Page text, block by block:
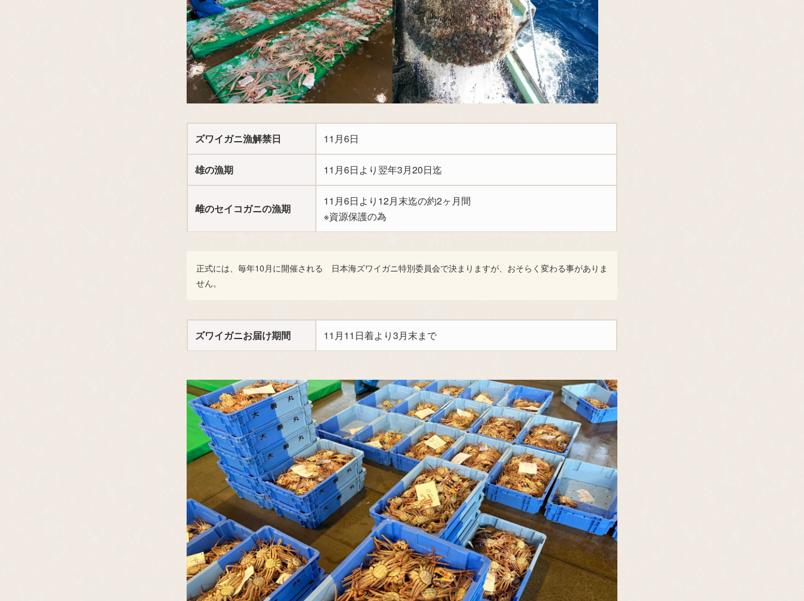
ズワイガニ漁解禁日 11月6日
雄の漁期 11月6日より翌年3月20日迄
雌のセイコガニの漁期
11月6日より12月末迄の約2ヶ月間
※資源保護の為
正式には、毎年10月に開催される 日本海ズワイガニ特別委員会で決まりますが、おそらく変わる事がありま
せん。
ズワイガニお届け期間 11月11日着より3月末まで